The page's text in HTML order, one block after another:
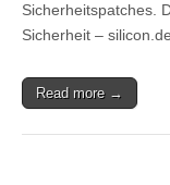
Sicherheitspatches.
Sicherheit –
Read more →